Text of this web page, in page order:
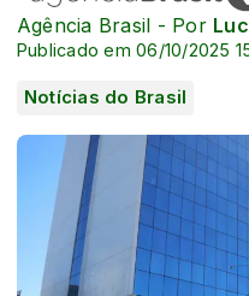
Agência Brasil - Por
Publicado em 06/10/2025
Notícias do Brasil